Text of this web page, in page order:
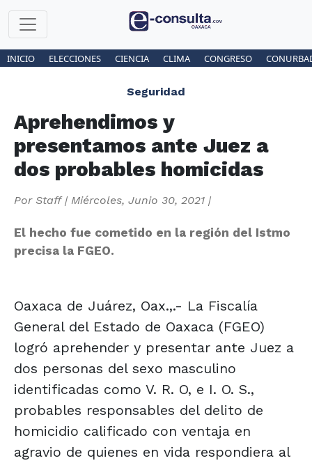
INICIO ELECCIONES CIENCIA CLIMA CONGRESO
Seguridad
Aprehendimos y
presentamos ante Juez a
dos probables homicidas
Por Staff| Miércoles, Junio 30, 2021 |
El hecho fue cometido en la región del Istmo
precisa la FGEO.
Oaxaca de Juárez, Oax.,.- La Fiscalía
General del Estado de Oaxaca (FGEO)
logró aprehender y presentar ante Juez a
dos personas del sexo masculino
identificadas como V. R. O, e I. O. S.,
probables responsables del delito de
homicidio calificado con ventaja en
agravio de quienes en vida respondiera al